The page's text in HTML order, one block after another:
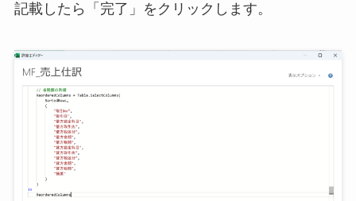
記載したら「完了」をクリックします。